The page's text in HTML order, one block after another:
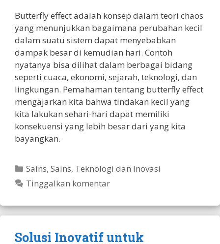
Butterfly effect adalah konsep dalam teori chaos
yang menunjukkan bagaimana perubahan kecil
dalam suatu sistem dapat menyebabkan
dampak besar di kemudian hari. Contoh
nyatanya bisa dilihat dalam berbagai bidang
seperti cuaca, ekonomi, sejarah, teknologi, dan
lingkungan. Pemahaman tentang butterfly effect
mengajarkan kita bahwa tindakan kecil yang
kita lakukan sehari-hari dapat memiliki
konsekuensi yang lebih besar dari yang kita
bayangkan.
Kategori
Sains,Sains, Teknologi dan Inovasi
Tinggalkan komentar
Solusi Inovatif untuk